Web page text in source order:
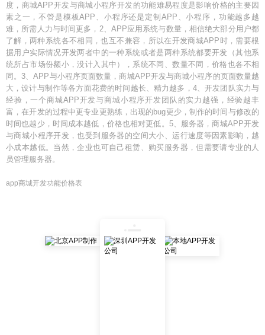
度，商城APP开发与商城小程序开发的功能难易程度是影响价格的主要因
素之一，不管是模板APP、小程序还是定制APP、小程序，功能越多越
难，所需人力与时间更多，2、APP应用系统与数量，相信绝大部分用户都
了解，两种系统各不相同，也互不兼容，所以在开发商城APP时，需要根
据用户实际情况开发两者中的一种系统或者是两种系统都要开发（其他系
统所占市场份额小，没计入其中），系统不同、数量不同，价格也各不相
同。3、APP与小程序页面数量，商城APP开发与商城小程序的页面数量越
大，设计与制作等各方面花费的时间越长、精力越多，4、开发团队实力与
经验，一个商城APP开发与商城小程序开发团队的实力越强，经验越丰
富，在开发的过程中更专业更熟练，出现的bug更少，制作的时间与修改的
时间也越少，时间成本越低，价格也相对更低。5、服务器，商城APP开发
与商城小程序开发，也受到服务器的空间大小、运行速度等因素影响，越
小成本越低。当然，企业也可自己租赁、购买服务器，但需要请专业的人
员管理服务器。
app商城开发功能价格表